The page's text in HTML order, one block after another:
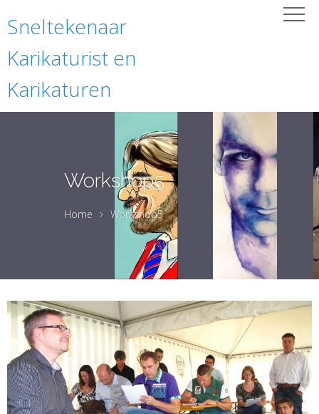
Sneltekenaar
Karikaturist en
Karikaturen
Workshop5
Home Workshop5